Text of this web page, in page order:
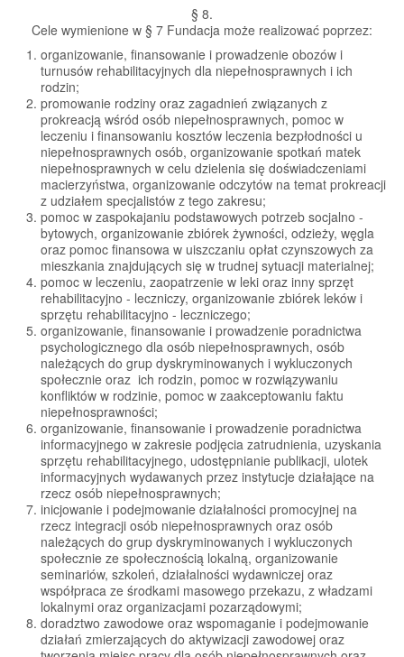
§ 8.
Cele wymienione w § 7 Fundacja może realizować poprzez:
organizowanie, finansowanie i prowadzenie obozów i
turnusów rehabilitacyjnych dla niepełnosprawnych i ich
rodzin;
promowanie rodziny oraz zagadnień związanych z
prokreacją wśród osób niepełnosprawnych, pomoc w
leczeniu i finansowaniu kosztów leczenia bezpłodności u
niepełnosprawnych osób, organizowanie spotkań matek
niepełnosprawnych w celu dzielenia się doświadczeniami
macierzyństwa, organizowanie odczytów na temat prokreacji
z udziałem specjalistów z tego zakresu;
pomoc w zaspokajaniu podstawowych potrzeb socjalno -
bytowych, organizowanie zbiórek żywności, odzieży, węgla
oraz pomoc finansowa w uiszczaniu opłat czynszowych za
mieszkania znajdujących się w trudnej sytuacji materialnej;
pomoc w leczeniu, zaopatrzenie w leki oraz inny sprzęt
rehabilitacyjno - leczniczy, organizowanie zbiórek leków i
sprzętu rehabilitacyjno - leczniczego;
organizowanie, finansowanie i prowadzenie poradnictwa
psychologicznego dla osób niepełnosprawnych, osób
należących do grup dyskryminowanych i wykluczonych
społecznie oraz ich rodzin, pomoc w rozwiązywaniu
konfliktów w rodzinie, pomoc w zaakceptowaniu faktu
niepełnosprawności;
organizowanie, finansowanie i prowadzenie poradnictwa
informacyjnego w zakresie podjęcia zatrudnienia, uzyskania
sprzętu rehabilitacyjnego, udostępnianie publikacji, ulotek
informacyjnych wydawanych przez instytucje działające na
rzecz osób niepełnosprawnych;
inicjowanie i podejmowanie działalności promocyjnej na
rzecz integracji osób niepełnosprawnych oraz osób
należących do grup dyskryminowanych i wykluczonych
społecznie ze społecznością lokalną, organizowanie
seminariów, szkoleń, działalności wydawniczej oraz
współpraca ze środkami masowego przekazu, z władzami
lokalnymi oraz organizacjami pozarządowymi;
doradztwo zawodowe oraz wspomaganie i podejmowanie
działań zmierzających do aktywizacji zawodowej oraz